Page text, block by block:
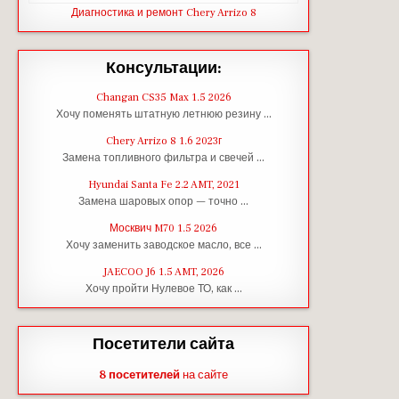
Диагностика и ремонт Chery Arrizo 8
Консультации:
Changan CS35 Max 1.5 2026
Хочу поменять штатную летнюю резину …
Chery Arrizo 8 1.6 2023г
Замена топливного фильтра и свечей …
Hyundai Santa Fe 2.2 AMT, 2021
Замена шаровых опор — точно …
Москвич M70 1.5 2026
Хочу заменить заводское масло, все …
JAECOO J6 1.5 AMT, 2026
Хочу пройти Нулевое ТО, как …
Посетители сайта
8 посетителей на сайте